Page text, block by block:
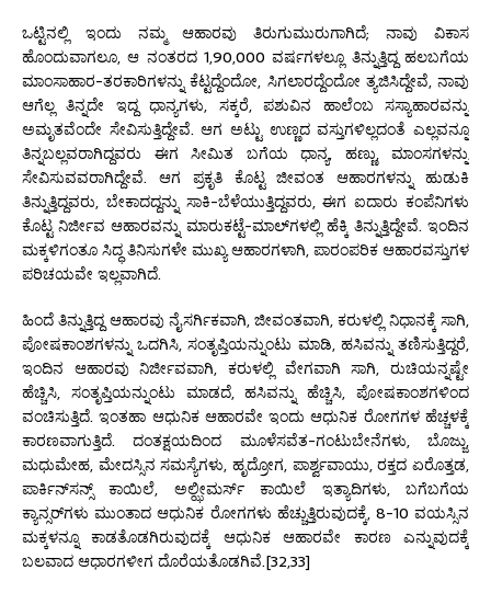
ಒಟ್ಟಿನಲ್ಲಿ ಇಂದು ನಮ್ಮ ಆಹಾರವು ತಿರುಗುಮುರುಗಾಗಿದೆ; ನಾವು ವಿಕಾಸ
ಹೊಂದುವಾಗಲೂ, ಆ ನಂತರದ 1,90,000 ವರ್ಷಗಳಲ್ಲೂ ತಿನ್ನುತ್ತಿದ್ದ ಹಲಬಗೆಯ
ಮಾಂಸಾಹಾರ-ತರಕಾರಿಗಳನ್ನು ಕೆಟ್ಟದ್ದೆಂದೋ, ಸಿಗಲಾರದ್ದೆಂದೋ ತ್ಯಜಿಸಿದ್ದೇವೆ, ನಾವು
ಆಗೆಲ್ಲ ತಿನ್ನದೇ ಇದ್ದ ಧಾನ್ಯಗಳು, ಸಕ್ಕರೆ, ಪಶುವಿನ ಹಾಲೆಂಬ ಸಸ್ಯಾಹಾರವನ್ನು
ಅಮೃತವೆಂದೇ ಸೇವಿಸುತ್ತಿದ್ದೇವೆ. ಆಗ ಅಟ್ಟು ಉಣ್ಣದ ವಸ್ತುಗಳಿಲ್ಲದಂತೆ ಎಲ್ಲವನ್ನೂ
ತಿನ್ನಬಲ್ಲವರಾಗಿದ್ದವರು ಈಗ ಸೀಮಿತ ಬಗೆಯ ಧಾನ್ಯ, ಹಣ್ಣು, ಮಾಂಸಗಳನ್ನು
ಸೇವಿಸುವವರಾಗಿದ್ದೇವೆ. ಆಗ ಪ್ರಕೃತಿ ಕೊಟ್ಟ ಜೀವಂತ ಆಹಾರಗಳನ್ನು ಹುಡುಕಿ
ತಿನ್ನುತ್ತಿದ್ದವರು, ಬೇಕಾದದ್ದನ್ನು ಸಾಕಿ-ಬೆಳೆಯುತ್ತಿದ್ದವರು, ಈಗ ಐದಾರು ಕಂಪೆನಿಗಳು
ಕೊಟ್ಟ ನಿರ್ಜೀವ ಆಹಾರವನ್ನು ಮಾರುಕಟ್ಟೆ-ಮಾಲ್‌ಗಳಲ್ಲಿ ಹೆಕ್ಕಿ ತಿನ್ನುತ್ತಿದ್ದೇವೆ. ಇಂದಿನ
ಮಕ್ಕಳಿಗಂತೂ ಸಿದ್ಧ ತಿನಿಸುಗಳೇ ಮುಖ್ಯ ಆಹಾರಗಳಾಗಿ, ಪಾರಂಪರಿಕ ಆಹಾರವಸ್ತುಗಳ
ಪರಿಚಯವೇ ಇಲ್ಲವಾಗಿದೆ.
ಹಿಂದೆ ತಿನ್ನುತ್ತಿದ್ದ ಆಹಾರವು ನೈಸರ್ಗಿಕವಾಗಿ, ಜೀವಂತವಾಗಿ, ಕರುಳಲ್ಲಿ ನಿಧಾನಕ್ಕೆ ಸಾಗಿ,
ಪೋಷಕಾಂಶಗಳನ್ನು ಒದಗಿಸಿ, ಸಂತೃಪ್ತಿಯನ್ನುಂಟು ಮಾಡಿ, ಹಸಿವನ್ನು ತಣಿಸುತ್ತಿದ್ದರೆ,
ಇಂದಿನ ಆಹಾರವು ನಿರ್ಜೀವವಾಗಿ, ಕರುಳಲ್ಲಿ ವೇಗವಾಗಿ ಸಾಗಿ, ರುಚಿಯನ್ನಷ್ಟೇ
ಹೆಚ್ಚಿಸಿ, ಸಂತೃಪ್ತಿಯನ್ನುಂಟು ಮಾಡದೆ, ಹಸಿವನ್ನು ಹೆಚ್ಚಿಸಿ, ಪೋಷಕಾಂಶಗಳಿಂದ
ವಂಚಿಸುತ್ತಿದೆ. ಇಂತಹಾ ಆಧುನಿಕ ಆಹಾರವೇ ಇಂದು ಆಧುನಿಕ ರೋಗಗಳ ಹೆಚ್ಚಳಕ್ಕೆ
ಕಾರಣವಾಗುತ್ತಿದೆ. ದಂತಕ್ಷಯದಿಂದ ಮೂಳೆಸವೆತ-ಗಂಟುಬೇನೆಗಳು, ಬೊಜ್ಜು,
ಮಧುಮೇಹ, ಮೇದಸ್ಸಿನ ಸಮಸ್ಯೆಗಳು, ಹೃದ್ರೋಗ, ಪಾರ್ಶ್ವವಾಯು, ರಕ್ತದ ಏರೊತ್ತಡ,
ಪಾರ್ಕಿನ್‌ಸನ್ಸ್ ಕಾಯಿಲೆ, ಅಲ್ಝೀಮರ್ಸ್ ಕಾಯಿಲೆ ಇತ್ಯಾದಿಗಳು, ಬಗೆಬಗೆಯ
ಕ್ಯಾನ್ಸರ್‌ಗಳು ಮುಂತಾದ ಆಧುನಿಕ ರೋಗಗಳು ಹೆಚ್ಚುತ್ತಿರುವುದಕ್ಕೆ, 8-10 ವಯಸ್ಸಿನ
ಮಕ್ಕಳನ್ನೂ ಕಾಡತೊಡಗಿರುವುದಕ್ಕೆ ಆಧುನಿಕ ಆಹಾರವೇ ಕಾರಣ ಎನ್ನುವುದಕ್ಕೆ
ಬಲವಾದ ಆಧಾರಗಳೀಗ ದೊರೆಯತೊಡಗಿವೆ.[32,33]